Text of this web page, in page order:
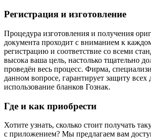
Регистрация и изготовление
Процедура изготовления и получения
документа проходит с вниманием к
регистрацию и соответствие со всеми
высока ваша цель, настолько тщательно
проведён весь процесс. Фирма,
данном вопросе, гарантирует защиту всех
использование бланков Гознак.
Где и как приобрести
Хотите узнать, сколько стоит получать
с приложением? Мы предлагаем вам